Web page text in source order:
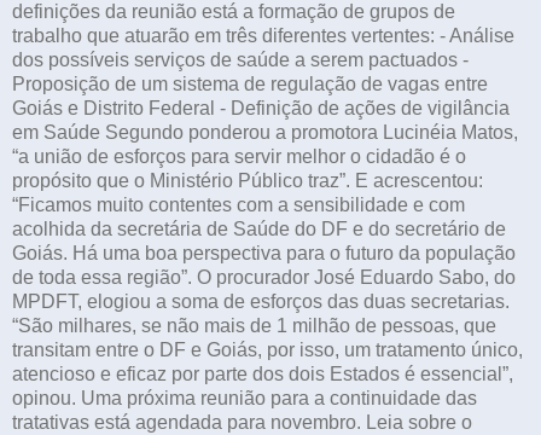
definições da reunião está a formação de grupos de
trabalho que atuarão em três diferentes vertentes: - Análise
dos possíveis serviços de saúde a serem pactuados -
Proposição de um sistema de regulação de vagas entre
Goiás e Distrito Federal - Definição de ações de vigilância
em Saúde Segundo ponderou a promotora Lucinéia Matos,
“a união de esforços para servir melhor o cidadão é o
propósito que o Ministério Público traz”. E acrescentou:
“Ficamos muito contentes com a sensibilidade e com
acolhida da secretária de Saúde do DF e do secretário de
Goiás. Há uma boa perspectiva para o futuro da população
de toda essa região”. O procurador José Eduardo Sabo, do
MPDFT, elogiou a soma de esforços das duas secretarias.
“São milhares, se não mais de 1 milhão de pessoas, que
transitam entre o DF e Goiás, por isso, um tratamento único,
atencioso e eficaz por parte dos dois Estados é essencial”,
opinou. Uma próxima reunião para a continuidade das
tratativas está agendada para novembro. Leia sobre o